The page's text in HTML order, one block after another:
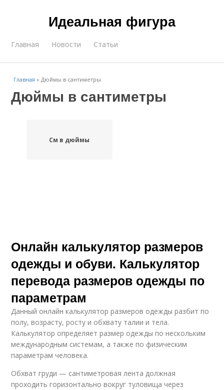
Идеальная фигура
Главная Новости Статьи
Главная »Дюймы в сантиметры
Дюймы в сантиметры
См в дюймы
Онлайн калькулятор размеров
одежды и обуви. Калькулятор
перевода размеров одежды по
параметрам
Данный онлайн калькулятор размеров одежды разбит по
полу, возрасту, росту и обхвату талии и тела.
Калькулятор определяет размер одежды по нескольким
международным системам, а также по физическим
параметрам человека.
Обхват груди — сантиметровая лента должная
проходить горизонтально вокруг туловища через